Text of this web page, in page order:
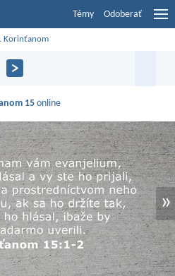
Témy Odoberať
Korinťanom
15 online
»